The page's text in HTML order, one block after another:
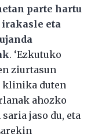
parte hartu
irakasle eta
. ‘Ezkutuko
ziurtasun
klinika duten
ahozko
jaso du, eta